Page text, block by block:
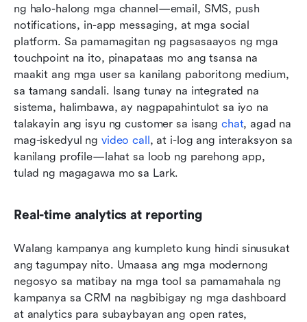
ng halo-halong mga channel—email, SMS, push
notifications, in-app messaging, at mga social
platform. Sa pamamagitan ng pagsasaayos ng mga
touchpoint na ito, pinapataas mo ang tsansa na
maakit ang mga user sa kanilang paboritong medium,
sa tamang sandali. Isang tunay na integrated na
sistema, halimbawa, ay nagpapahintulot sa iyo na
talakayin ang isyu ng customer sa isang chat, agad na
mag-iskedyul ng video call , at i-log ang interaksyon sa
kanilang profile—lahat sa loob ng parehong app,
tulad ng magagawa mo sa Lark.
Real-time analytics at reporting
Walang kampanya ang kumpleto kung hindi sinusukat
ang tagumpay nito. Umaasa ang mga modernong
negosyo sa matibay na mga tool sa pamamahala ng
kampanya sa CRM na nagbibigay ng mga dashboard
at analytics para subaybayan ang open rates,